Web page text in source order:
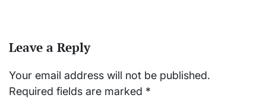
Leave a Reply
Your email address will not be published.
Required fields are marked *